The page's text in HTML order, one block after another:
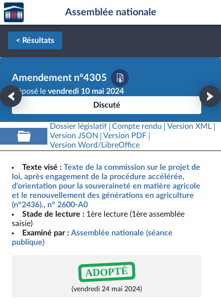
Aller au contenu
Aller en bas de la page
Accèder
à la
page
d'accueil
Assemblée nationale
< Résultats
Amendement n°4305
Déposé le vendredi 10 mai 2024
Discuté
Dossier législatif Compte rendu
Version XML
Version JSON
Version PDF
Version Word/LibreOffice
Texte visé : Texte de la commission sur le projet de
loi, après engagement de la procédure accélérée,
d'orientation pour la souveraineté en matière agricole
et le renouvellement des générations en agriculture
(n°2436)., n° 2600-A0
Stade de lecture : 1ère lecture (1ère assemblée
saisie)
Examiné par : Assemblée nationale (séance
publique)
ADOPTÉ
(vendredi 24 mai 2024)